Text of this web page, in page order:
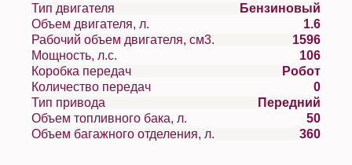
Тип двигателя
Бензиновый
Объем двигателя, л.
1.6
Рабочий объем двигателя, см3.
1596
Мощность, л.с.
106
Коробка передач
Робот
Количество передач
0
Тип привода
Передний
Объем топливного бака, л.
50
Объем багажного отделения, л.
360